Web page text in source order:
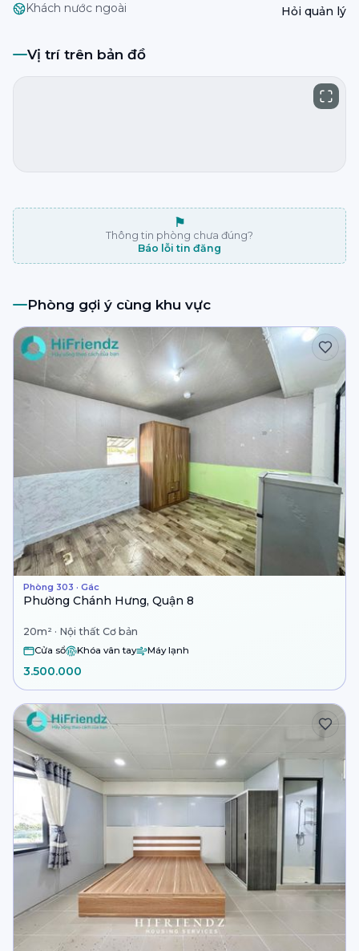
Khách nước ngoài Hỏi quản lý
Vị trí trên bản đồ
⚑
Thông tin phòng chưa đúng?
Báo lỗi tin đăng
Phòng gợi ý cùng khu vực
Phòng 303 · Gác
Phường Chánh Hưng, Quận 8
20m² · Nội thất Cơ bản
Cửa sổ Khóa vân tay Máy lạnh
3.500.000